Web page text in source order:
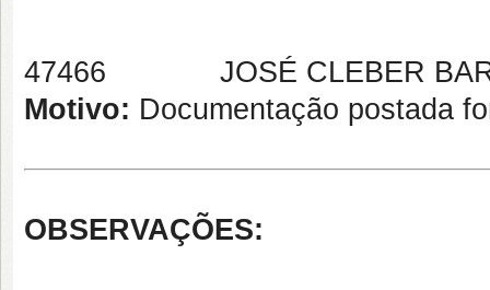
47466 JOSÉ CLEBER
Motivo: Documentação postada
OBSERVAÇÕES: